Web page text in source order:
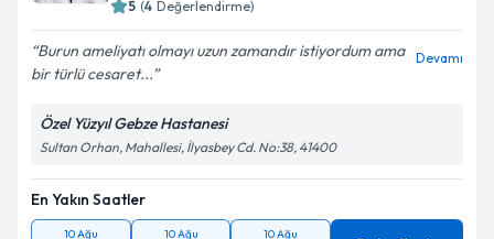
5 (4 Değerlendirme)
Burun ameliyatı olmayı uzun zamandır istiyordum ama
bir türlü cesaret...
Devamı
Özel Yüzyıl Gebze Hastanesi
Sultan Orhan, Mahallesi, İlyasbey Cd. No:38, 41400
En Yakın Saatler
10 Ağu 10 Ağu 10 Ağu